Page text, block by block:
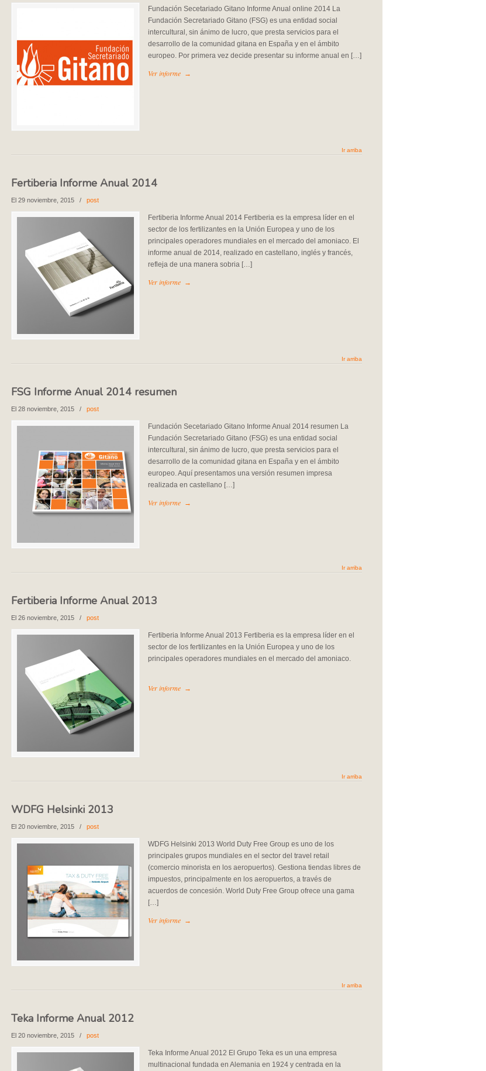
Fundación Secetariado Gitano Informe Anual online 2014 La
Fundación Secretariado Gitano (FSG) es una entidad social
intercultural, sin ánimo de lucro, que presta servicios para el
desarrollo de la comunidad gitana en España y en el ámbito
europeo. Por primera vez decide presentar su informe anual en […]
Ver informe →
Ir arriba
Fertiberia Informe Anual 2014
El 29 noviembre, 2015 / post
Fertiberia Informe Anual 2014 Fertiberia es la empresa líder en el
sector de los fertilizantes en la Unión Europea y uno de los
principales operadores mundiales en el mercado del amoniaco. El
informe anual de 2014, realizado en castellano, inglés y francés,
refleja de una manera sobria […]
Ver informe →
Ir arriba
FSG Informe Anual 2014 resumen
El 28 noviembre, 2015 / post
Fundación Secetariado Gitano Informe Anual 2014 resumen La
Fundación Secretariado Gitano (FSG) es una entidad social
intercultural, sin ánimo de lucro, que presta servicios para el
desarrollo de la comunidad gitana en España y en el ámbito
europeo. Aquí presentamos una versión resumen impresa
realizada en castellano […]
Ver informe →
Ir arriba
Fertiberia Informe Anual 2013
El 26 noviembre, 2015 / post
Fertiberia Informe Anual 2013 Fertiberia es la empresa líder en el
sector de los fertilizantes en la Unión Europea y uno de los
principales operadores mundiales en el mercado del amoniaco.
Ver informe →
Ir arriba
WDFG Helsinki 2013
El 20 noviembre, 2015 / post
WDFG Helsinki 2013 World Duty Free Group es uno de los
principales grupos mundiales en el sector del travel retail
(comercio minorista en los aeropuertos). Gestiona tiendas libres de
impuestos, principalmente en los aeropuertos, a través de
acuerdos de concesión. World Duty Free Group ofrece una gama
[…]
Ver informe →
Ir arriba
Teka Informe Anual 2012
El 20 noviembre, 2015 / post
Teka Informe Anual 2012 El Grupo Teka es un una empresa
multinacional fundada en Alemania en 1924 y centrada en la